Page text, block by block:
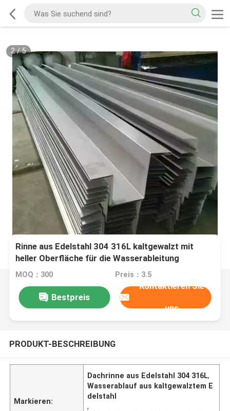
2/5
Rinne aus Edelstahl 304 316L kaltgewalzt mit
heller Oberfläche für die Wasserableitung
MOQ：300 Preis：3.5
Bestpreis
Kontaktieren Sie
uns
PRODUKT-BESCHREIBUNG
Markieren:
Dachrinne aus Edelstahl 304 316L,
Wasserablauf aus kaltgewalztem E
delstahl
,